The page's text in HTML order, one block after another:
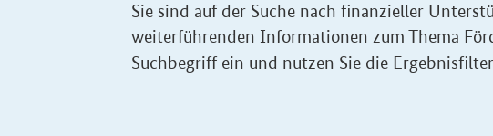
Sie sind auf der Suche nach finanzieller
weiterführenden Informationen zum Thema
Suchbegriff ein und nutzen Sie die